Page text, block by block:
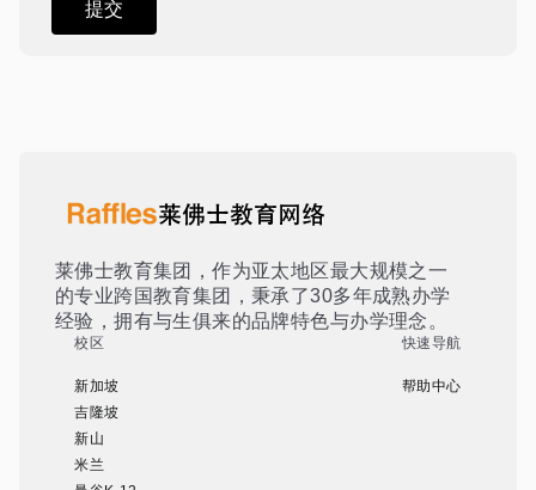
莱佛士教育集团，作为亚太地区最大规模之一
的专业跨国教育集团，秉承了30多年成熟办学
经验，拥有与生俱来的品牌特色与办学理念。
校区
新加坡
吉隆坡
新山
米兰
快速导航
帮助中心